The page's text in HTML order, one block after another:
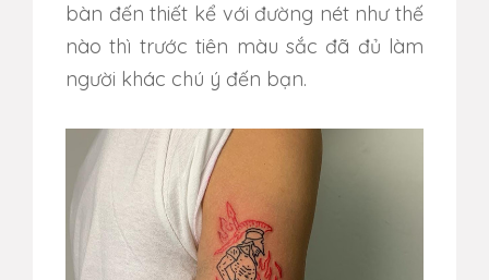
bàn đến thiết kể với đường nét như thế
nào thì trước tiên màu sắc đã đủ làm
người khác chú ý đến bạn.